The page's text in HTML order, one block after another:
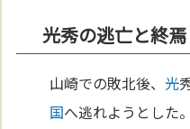
光秀の逃亡と終焉
山崎での敗北後、 光
国へ逃れようとした